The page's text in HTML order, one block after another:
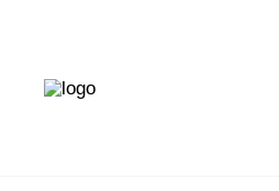
contenido